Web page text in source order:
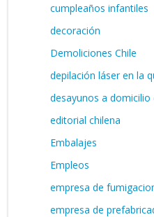
cumpleaños infantiles
decoración
Demoliciones Chile
depilación láser en la
desayunos a domicilio
editorial chilena
Embalajes
Empleos
empresa de
empresa de